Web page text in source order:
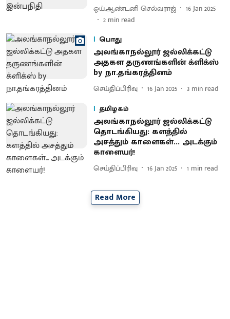
ஒய்.ஆண்டனி செல்வராஜ்
16 Jan 2025
2 min read
பொது
அலங்காநல்லூர் ஜல்லிக்கட்டு
அதகள தருணங்களின் க்ளிக்ஸ்
by நா.தங்கரத்தினம்
செய்திப்பிரிவு 16 Jan 2025 3 min read
தமிழகம்
அலங்காநல்லூர் ஜல்லிக்கட்டு
தொடங்கியது: களத்தில்
அசத்தும் காளைகள்... அடக்கும்
காளையர்!
செய்திப்பிரிவு 16 Jan 2025 1 min read
Read More